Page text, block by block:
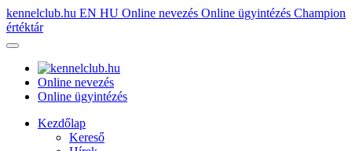
kennelclub.hu EN HU Online nevezés Online ügyintézés Champion
értéktár
Online nevezés
Online ügyintézés
Kezdőlap
Kereső